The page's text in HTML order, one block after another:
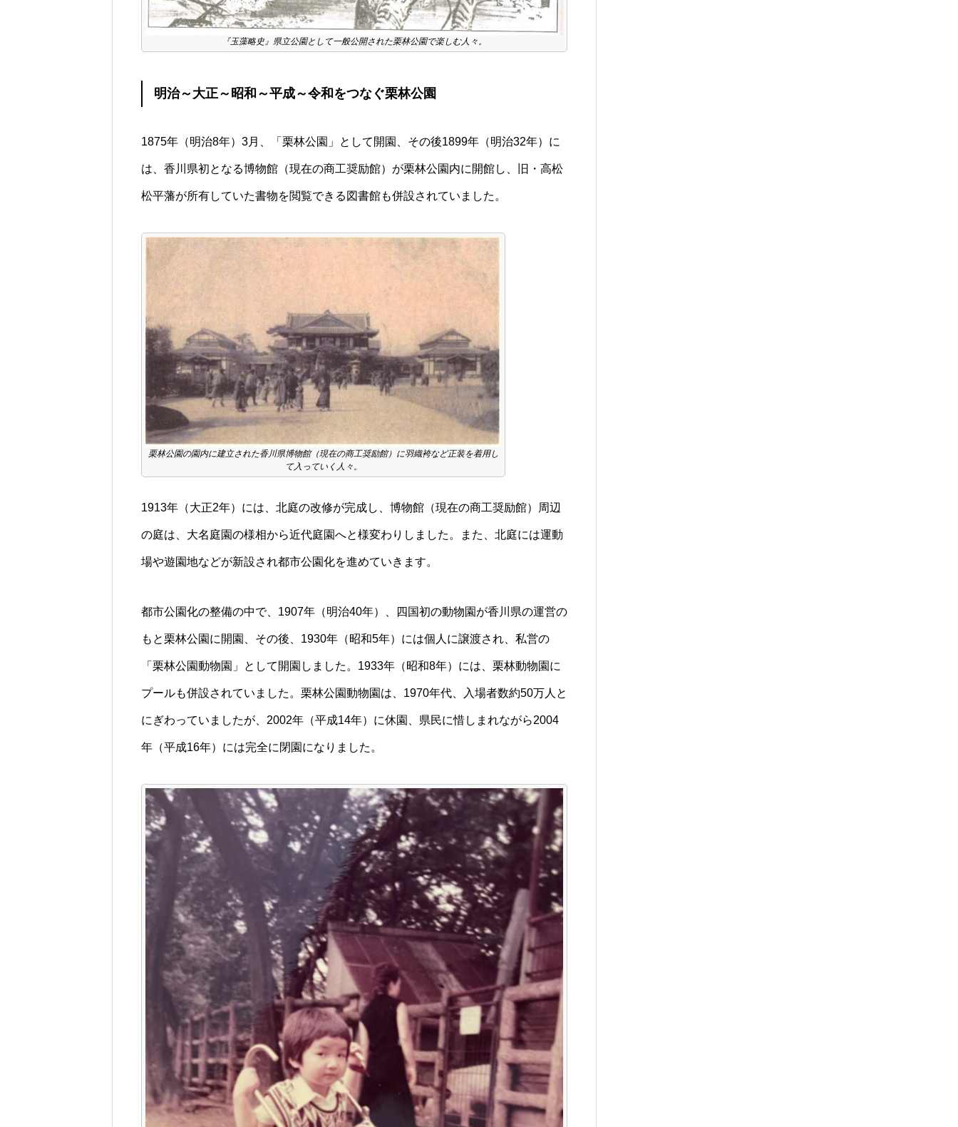
『玉藻略史』県立公園として一般公開された栗林公園で楽しむ人々。
明治～大正～昭和～平成～令和をつなぐ栗林公園
1875年（明治8年）3月、「栗林公園」として開園、その後1899年（明治32年）に
は、香川県初となる博物館（現在の商工奨励館）が栗林公園内に開館し、旧・高松
松平藩が所有していた書物を閲覧できる図書館も併設されていました。
栗林公園の園内に建立された香川県博物館（現在の商工奨励館）に羽織袴など正装を着用し
て入っていく人々。
1913年（大正2年）には、北庭の改修が完成し、博物館（現在の商工奨励館）周辺
の庭は、大名庭園の様相から近代庭園へと様変わりしました。また、北庭には運動
場や遊園地などが新設され都市公園化を進めていきます。
都市公園化の整備の中で、1907年（明治40年）、四国初の動物園が香川県の運営の
もと栗林公園に開園、その後、1930年（昭和5年）には個人に譲渡され、私営の
「栗林公園動物園」として開園しました。1933年（昭和8年）には、栗林動物園に
プールも併設されていました。栗林公園動物園は、1970年代、入場者数約50万人と
にぎわっていましたが、2002年（平成14年）に休園、県民に惜しまれながら2004
年（平成16年）には完全に閉園になりました。